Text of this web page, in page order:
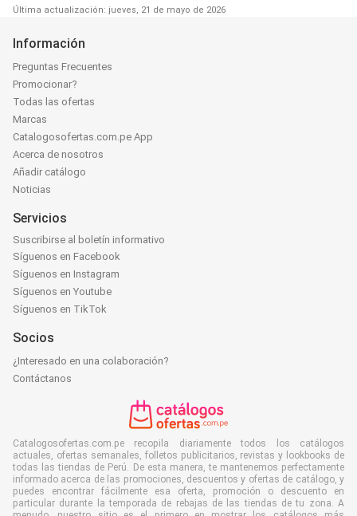
Última actualización: jueves, 21 de mayo de 2026
Información
Preguntas Frecuentes
Promocionar?
Todas las ofertas
Marcas
Catalogosofertas.com.pe App
Acerca de nosotros
Añadir catálogo
Noticias
Servicios
Suscribirse al boletín informativo
Síguenos en Facebook
Síguenos en Instagram
Síguenos en Youtube
Síguenos en TikTok
Socios
¿Interesado en una colaboración?
Contáctanos
Catalogosofertas.com.pe recopila diariamente todos los catálogos
actuales, ofertas semanales, folletos publicitarios, revistas y lookbooks de
todas las tiendas de Perú. De esta manera, te mantenemos perfectamente
informado acerca de las promociones, descuentos y ofertas de catálogo, y
puedes encontrar fácilmente esa oferta, promoción o descuento en
particular durante la temporada de rebajas de las tiendas de tu zona. A